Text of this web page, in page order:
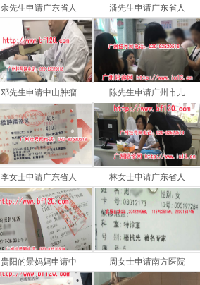
余先生申请广东省人 潘先生申请广东省人
邓先生申请中山肿瘤 陈先生申请广州市儿
李女士申请广东省人 林女士申请广东省人
贵阳的景妈妈申请中 周女士申请南方医院